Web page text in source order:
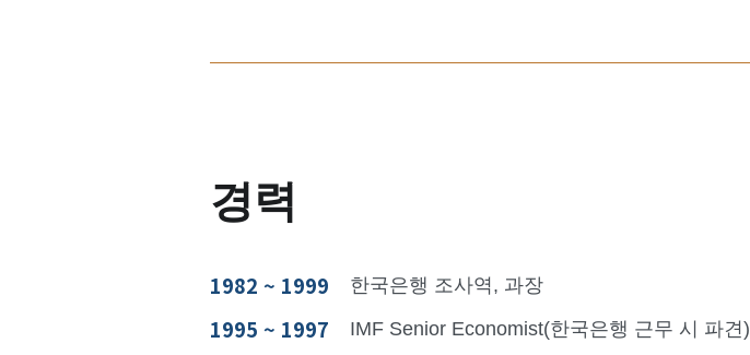
경력
1982 ~ 1999 한국은행 조사역, 과장
1995 ~ 1997 IMF Senior Economist(한국은행 근무 시 파견)